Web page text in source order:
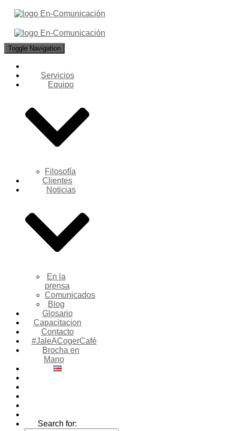
Toggle Navigation
Servicios
Equipo
Filosofía
Clientes
Noticias
En la
prensa
Comunicados
Blog
Glosario
Capacitacion
Contacto
#JaleACogerCafé
Brocha en
Mano
Search for: